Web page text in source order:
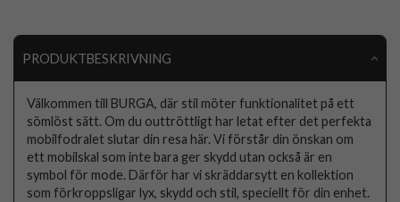
PRODUKTBESKRIVNING
Välkommen till BURGA, där stil möter funktionalitet på ett
sömlöst sätt. Om du outtröttligt har letat efter det perfekta
mobilfodralet slutar din resa här. Vi förstår din önskan om
ett mobilskal som inte bara ger skydd utan också är en
symbol för mode. Därför har vi skräddarsytt en kollektion
som förkroppsligar lyx, skydd och stil, speciellt för din enhet.